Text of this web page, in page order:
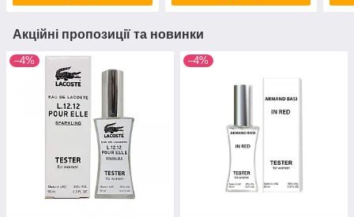
Акційні пропозиції та новинки
–4% –4%